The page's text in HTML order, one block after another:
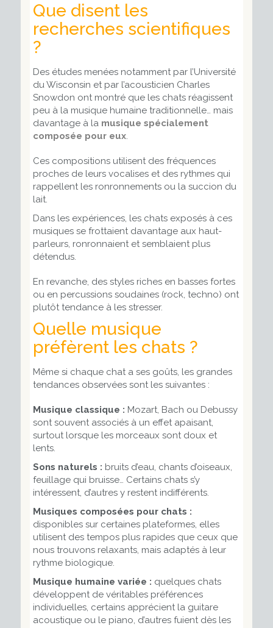
Que disent les
recherches scientifiques
?
Des études menées notamment par l’Université
du Wisconsin et par l’acousticien Charles
Snowdon ont montré que les chats réagissent
peu à la musique humaine traditionnelle… mais
davantage à la musique spécialement
composée pour eux.
Ces compositions utilisent des fréquences
proches de leurs vocalises et des rythmes qui
rappellent les ronronnements ou la succion du
lait.
Dans les expériences, les chats exposés à ces
musiques se frottaient davantage aux haut-
parleurs, ronronnaient et semblaient plus
détendus.
En revanche, des styles riches en basses fortes
ou en percussions soudaines (rock, techno) ont
plutôt tendance à les stresser.
Quelle musique
préfèrent les chats ?
Même si chaque chat a ses goûts, les grandes
tendances observées sont les suivantes :
Musique classique : Mozart, Bach ou Debussy
sont souvent associés à un effet apaisant,
surtout lorsque les morceaux sont doux et
lents.
Sons naturels : bruits d’eau, chants d’oiseaux,
feuillage qui bruisse… Certains chats s’y
intéressent, d’autres y restent indifférents.
Musiques composées pour chats :
disponibles sur certaines plateformes, elles
utilisent des tempos plus rapides que ceux que
nous trouvons relaxants, mais adaptés à leur
rythme biologique.
Musique humaine variée : quelques chats
développent de véritables préférences
individuelles, certains apprécient la guitare
acoustique ou le piano, d’autres fuient dès les